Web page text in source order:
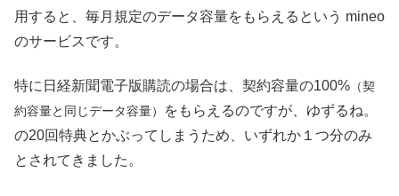
用すると、毎月規定のデータ容量をもらえるという mineo
のサービスです。
特に日経新聞電子版購読の場合は、契約容量の100% （契
約容量と同じデータ容量）
をもらえるのですが、ゆずるね。
の20回特典とかぶってしまうため、いずれか１つ分のみ
とされてきました。